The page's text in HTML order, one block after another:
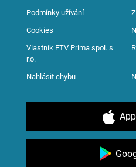
Podmínky užívání
Cookies
Vlastník FTV Prima spol. s
r.o.
Nahlásit chybu